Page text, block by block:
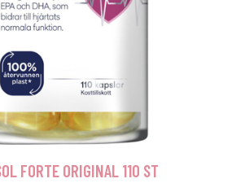
FORTE ORIGINAL 110 ST